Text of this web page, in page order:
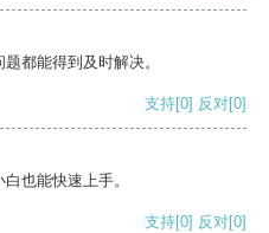
都能得到及时解决。
支持[0] 反对[0]
也能快速上手。
支持[0] 反对[0]